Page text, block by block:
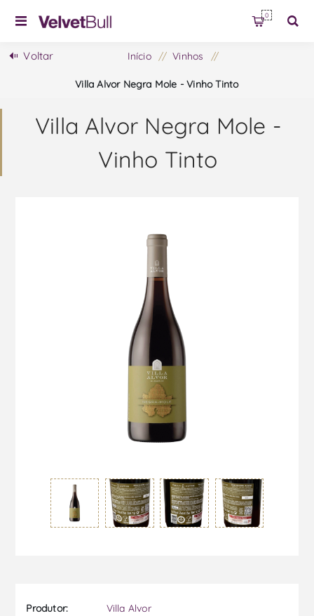
0
Voltar Início / Vinhos /
Villa Alvor Negra Mole - Vinho Tinto
Villa Alvor Negra Mole -
Vinho Tinto
Produtor:
Villa Alvor